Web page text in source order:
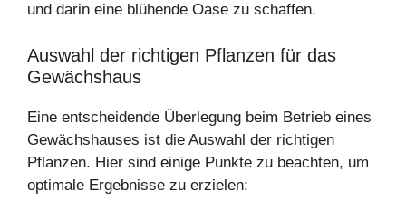
und darin eine blühende Oase zu schaffen.
Auswahl der richtigen Pflanzen für das
Gewächshaus
Eine entscheidende Überlegung beim Betrieb eines
Gewächshauses ist die Auswahl der richtigen
Pflanzen. Hier sind einige Punkte zu beachten, um
optimale Ergebnisse zu erzielen: